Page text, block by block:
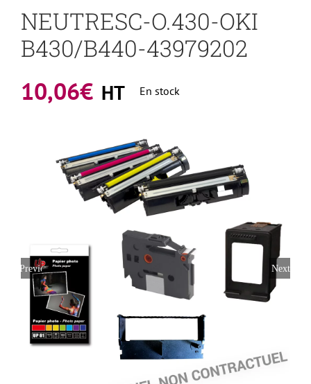
NEUTRESC-O.430-OKI
B430/B440-43979202
10,06€ HT En stock
Previous Next